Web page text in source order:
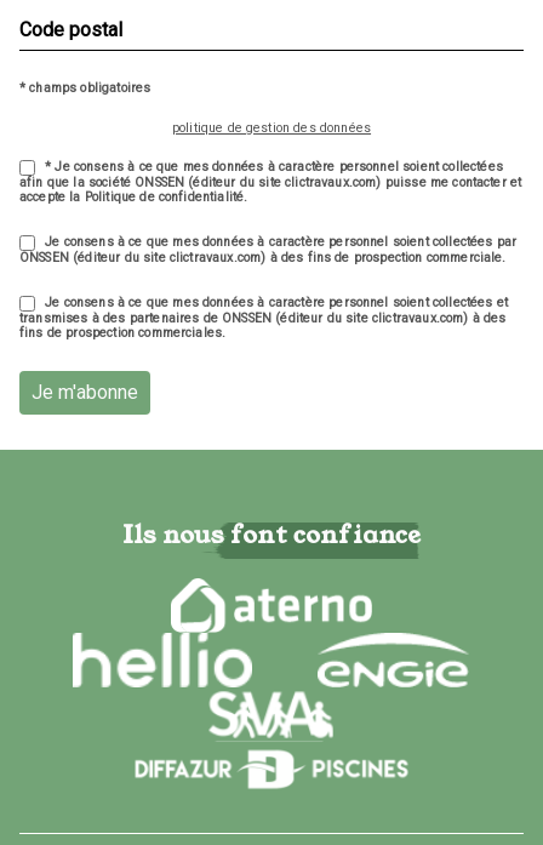
* champs obligatoires
politique de gestion des données
* Je consens à ce que mes données à caractère personnel soient collectées
afin que la société ONSSEN (éditeur du site clictravaux.com) puisse me contacter et
accepte la Politique de confidentialité.
Je consens à ce que mes données à caractère personnel soient collectées par
ONSSEN (éditeur du site clictravaux.com) à des fins de prospection commerciale.
Je consens à ce que mes données à caractère personnel soient collectées et
transmises à des partenaires de ONSSEN (éditeur du site clictravaux.com) à des
fins de prospection commerciales.
Je m'abonne
Ils nous font confiance